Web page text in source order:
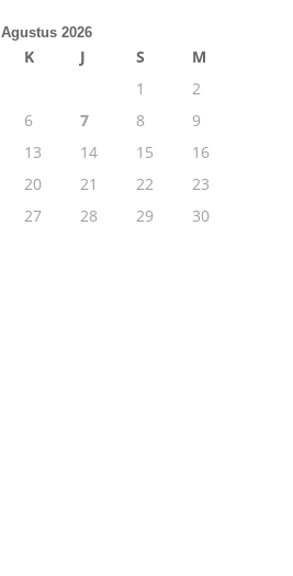
Agustus 2026
K J S
M
1
2
6 7 8
9
13 14 15
16
20 21 22
23
27 28 29
30